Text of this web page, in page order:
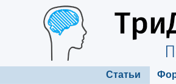
Статьи